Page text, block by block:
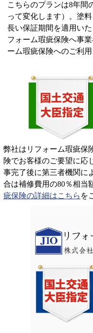
こちらのプランは8年間
って変化します）。塗
長い保証期間を適用い
フォーム瑕疵保険へ事
ーム瑕疵保険へのご利用
弊社はリフォーム瑕疵保
険でお客様のご要望に応
事完了後に第三者機関に
合は補修費用の80％相当
疵保険の詳細はこちら を